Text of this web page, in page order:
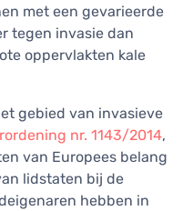
met een gevarieerde
tegen invasie dan
oppervlakten kale
gebied van invasieve
nr. 1143/2014,
van Europees belang
lidstaten bij de
hebben in